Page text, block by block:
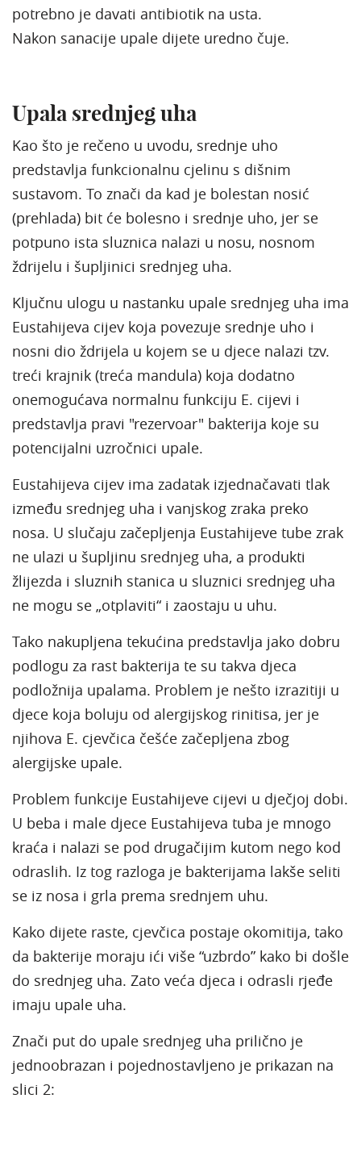
potrebno je davati antibiotik na usta.
Nakon sanacije upale dijete uredno čuje.
Upala srednjeg uha
Kao što je rečeno u uvodu, srednje uho
predstavlja funkcionalnu cjelinu s dišnim
sustavom. To znači da kad je bolestan nosić
(prehlada) bit će bolesno i srednje uho, jer se
potpuno ista sluznica nalazi u nosu, nosnom
ždrijelu i šupljinici srednjeg uha.
Ključnu ulogu u nastanku upale srednjeg uha ima
Eustahijeva cijev koja povezuje srednje uho i
nosni dio ždrijela u kojem se u djece nalazi tzv.
treći krajnik (treća mandula) koja dodatno
onemogućava normalnu funkciju E. cijevi i
predstavlja pravi "rezervoar" bakterija koje su
potencijalni uzročnici upale.
Eustahijeva cijev ima zadatak izjednačavati tlak
između srednjeg uha i vanjskog zraka preko
nosa. U slučaju začepljenja Eustahijeve tube zrak
ne ulazi u šupljinu srednjeg uha, a produkti
žlijezda i sluznih stanica u sluznici srednjeg uha
ne mogu se „otplaviti“ i zaostaju u uhu.
Tako nakupljena tekućina predstavlja jako dobru
podlogu za rast bakterija te su takva djeca
podložnija upalama. Problem je nešto izrazitiji u
djece koja boluju od alergijskog rinitisa, jer je
njihova E. cjevčica češće začepljena zbog
alergijske upale.
Problem funkcije Eustahijeve cijevi u dječjoj dobi.
U beba i male djece Eustahijeva tuba je mnogo
kraća i nalazi se pod drugačijim kutom nego kod
odraslih. Iz tog razloga je bakterijama lakše seliti
se iz nosa i grla prema srednjem uhu.
Kako dijete raste, cjevčica postaje okomitija, tako
da bakterije moraju ići više “uzbrdo” kako bi došle
do srednjeg uha. Zato veća djeca i odrasli rjeđe
imaju upale uha.
Znači put do upale srednjeg uha prilično je
jednoobrazan i pojednostavljeno je prikazan na
slici 2: